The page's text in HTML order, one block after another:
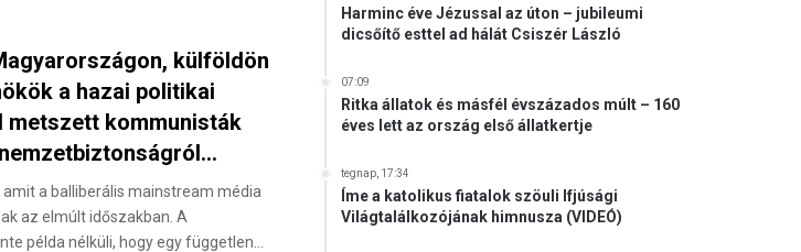
külföldön
a hazai politikai
metszett kommunisták
amit a balliberális mainstream média
az elmúlt időszakban. A
példa nélküli, hogy egy független…
Harminc éve Jézussal az úton – jubileumi
dicsőítő esttel ad hálát Csiszér László
07:09
Ritka állatok és másfél évszázados múlt – 160
éves lett az ország első állatkertje
tegnap, 17:34
Íme a katolikus fiatalok szöuli Ifjúsági
Világtalálkozójának himnusza (VIDEÓ)